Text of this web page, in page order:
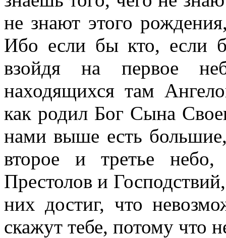
не знают этого
Ибо если бы кто, если
взойдя на первое
находящихся там
как родил Бог Сына
нами выше есть
второе и третье
Престолов и
них достиг, что
скажут тебе, потому что